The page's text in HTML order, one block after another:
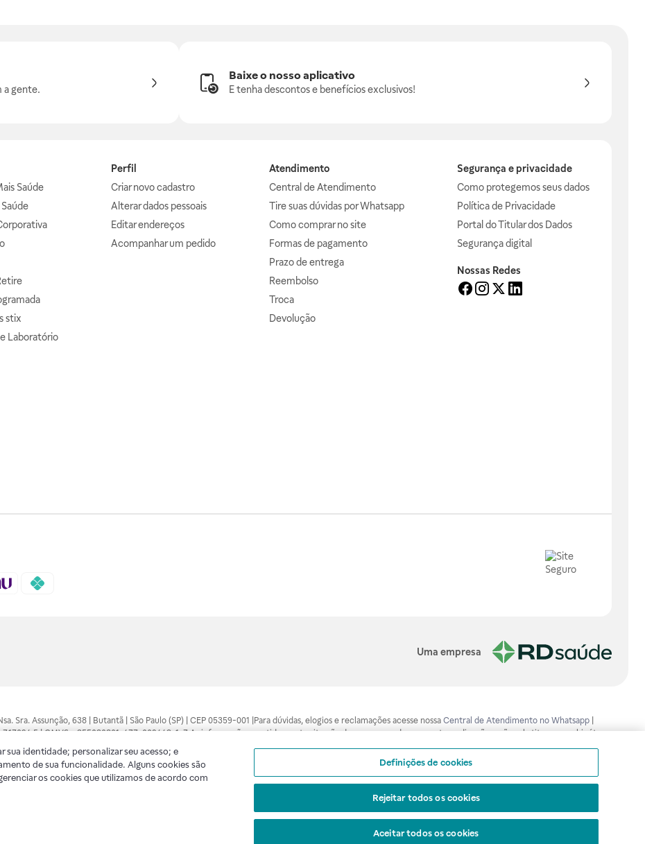
a gente.
Baixe o nosso aplicativo
E tenha descontos e benefícios exclusivos!
Saúde
stix
Laboratório
Perfil
Criar novo cadastro
Alterar dados pessoais
Editar endereços
Acompanhar um pedido
Atendimento
Central de Atendimento
Tire suas dúvidas por Whatsapp
Como comprar no site
Formas de pagamento
Prazo de entrega
Reembolso
Troca
Devolução
Segurança e privacidade
Como protegemos seus dados
Política de Privacidade
Portal do Titular dos Dados
Segurança digital
Nossas Redes
Uma empresa
Sra. Assunção, 638 | Butantã | São Paulo (SP) | CEP 05359-001 |Para dúvidas, elogios e reclamações acesse nossa Central de Atendimento no Whatsapp
7.17094.5 | CMVS - 355030801-477-002443-1-7 As informações contidas neste site não devem ser usadas para automedicação e não substituem, em hipótese
o médico está apto a diagnosticar qualquer problema de saúde e prescrever o tratamento adequado. Ao persistirem os sintomas, um médico deverá ser
para compras feitas pela internet. Maiores esclarecimentos, consultar o site: www.anvisa.gov.br . A Raia Drogasil SA trabalha com as tecnologias mais avançadas
A privacidade e a segurança dos clientes são compromissos da Raia Drogasil SA. Todos os pedidos efetuados estão sujeitos à confirmação da
identidade; personalizar seu acesso; e
de sua funcionalidade. Alguns cookies são
os cookies que utilizamos de acordo com
Definições de cookies
Rejeitar todos os cookies
Aceitar todos os cookies